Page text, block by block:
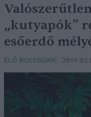
„kutyapók”
esőerdő
ÉLŐ BOLYGÓNK